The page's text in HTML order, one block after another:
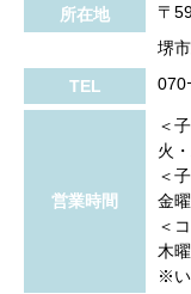
所在地
〒
堺
TEL
070
営業時間
＜
火
＜
金
＜
木
※い